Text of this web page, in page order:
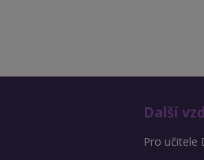
Další
Pro učitele